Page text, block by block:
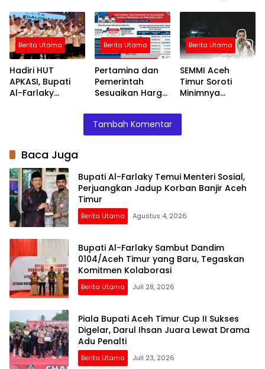
Jadup Korban
Banjir Aceh Timur
Tegaskan
Komitmen
Kolaborasi
Juara Lewat
Drama Adu
Penalti
Berita Utama
Hadiri HUT
APKASI, Bupati
Al-Farlaky
Berita Utama
Pertamina dan
Pemerintah
Sesuaikan Harga
Provinsi Aceh Per
10 Juni 2026
Berita Utama
SEMMI Aceh
Timur Soroti
Minimnya
Kawasan Kantor
Jadi Tempat
Tambah Komentar
Baca Juga
Bupati Al-Farlaky Temui Menteri Sosial,
Perjuangkan Jadup Korban Banjir Aceh
Timur
Berita Utama Agustus 4, 2026
Bupati Al-Farlaky Sambut Dandim
0104/Aceh Timur yang Baru, Tegaskan
Komitmen Kolaborasi
Berita Utama Juli 28, 2026
Piala Bupati Aceh Timur Cup II Sukses
Digelar, Darul Ihsan Juara Lewat Drama
Adu Penalti
Berita Utama Juli 23, 2026